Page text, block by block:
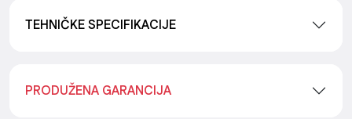
TEHNIČKE SPECIFIKACIJE
PRODUŽENA GARANCIJA